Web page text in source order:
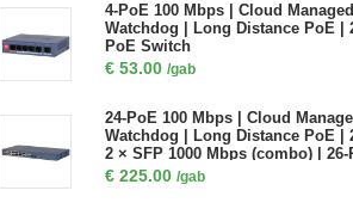
4-PoE 100 Mbps | Cloud
Watchdog | Long Distance PoE |
PoE Switch
€53.00 /gab
24-PoE 100 Mbps | Cloud
Watchdog | Long Distance PoE |
2 × SFP 1000 Mbps (combo) |
€225.00 /gab